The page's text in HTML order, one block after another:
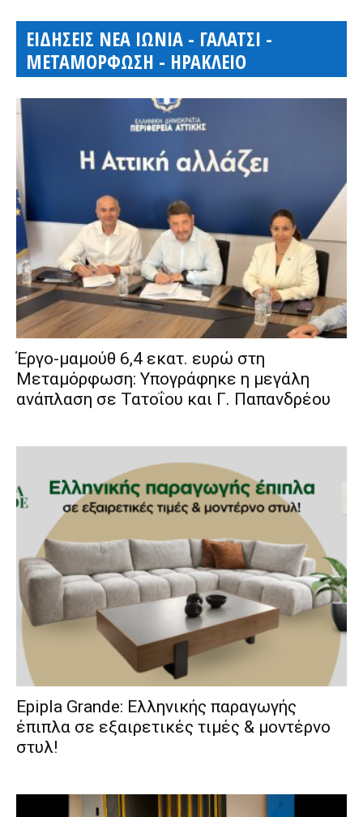
ΕΙΔΗΣΕΙΣ ΝΕΑ ΙΩΝΙΑ - ΓΑΛΑΤΣΙ -
ΜΕΤΑΜΟΡΦΩΣΗ - ΗΡΑΚΛΕΙΟ
Έργο-μαμούθ 6,4 εκατ. ευρώ στη
Μεταμόρφωση: Υπογράφηκε η μεγάλη
ανάπλαση σε Τατοΐου και Γ. Παπανδρέου
Epipla Grande: Ελληνικής παραγωγής
έπιπλα σε εξαιρετικές τιμές & μοντέρνο
στυλ!